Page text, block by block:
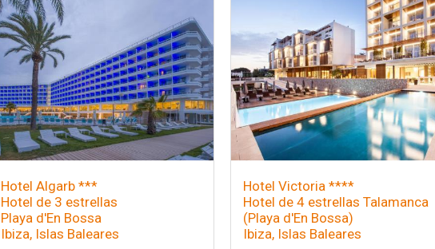
Hotel Algarb ***
Hotel de 3 estrellas
Playa d'En Bossa
Ibiza, Islas Baleares
Hotel Victoria ****
Hotel de 4 estrellas Talamanca
(Playa d'En Bossa)
Ibiza, Islas Baleares